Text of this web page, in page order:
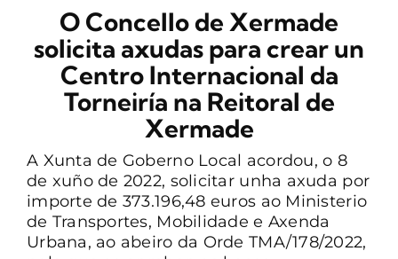
CONTACTO
O Concello de Xermade
solicita axudas para crear un
Centro Internacional da
Torneiría na Reitoral de
Xermade
A Xunta de Goberno Local acordou, o 8
de xuño de 2022, solicitar unha axuda por
importe de 373.196,48 euros ao Ministerio
de Transportes, Mobilidade e Axenda
Urbana, ao abeiro da Orde TMA/178/2022,